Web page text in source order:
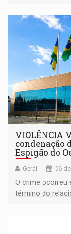
comunidade
VIOLÊNCIA
condenação
Espigão do
Geral 06
O crime ocorreu
término do